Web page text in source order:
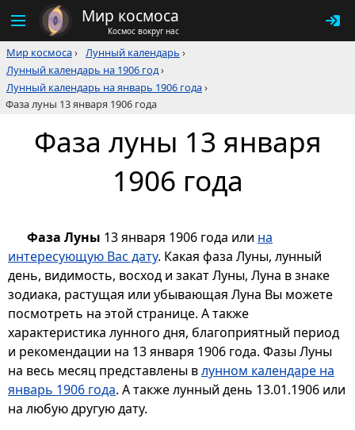
Мир космоса
Космос вокруг нас
Мир космоса› Лунный календарь ›
Лунный календарь на 1906 год›
Лунный календарь на январь 1906 года›
Фаза луны 13 января 1906 года
Фаза луны 13 января
1906 года
Фаза Луны 13 января 1906 года или на
интересующую Вас дату. Какая фаза Луны, лунный
день, видимость, восход и закат Луны, Луна в знаке
зодиака, растущая или убывающая Луна Вы можете
посмотреть на этой странице. А также
характеристика лунного дня, благоприятный период
и рекомендации на 13 января 1906 года. Фазы Луны
на весь месяц представлены влунном календаре на
январь 1906 года. А также лунный день 13.01.1906 или
на любую другую дату.